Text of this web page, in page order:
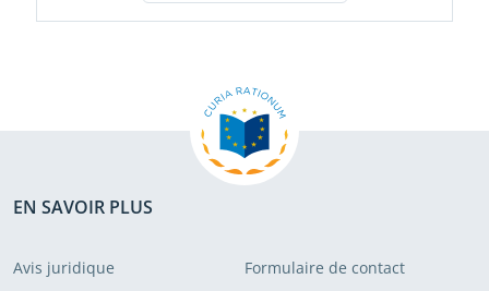
EN SAVOIR PLUS
Avis juridique
Formulaire de contact